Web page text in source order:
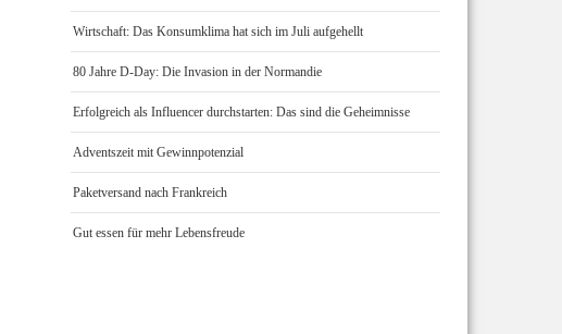
Wirtschaft: Das Konsumklima hat sich im Juli aufgehellt
80 Jahre D-Day: Die Invasion in der Normandie
Erfolgreich als Influencer durchstarten: Das sind die Geheimnisse
Adventszeit mit Gewinnpotenzial
Paketversand nach Frankreich
Gut essen für mehr Lebensfreude